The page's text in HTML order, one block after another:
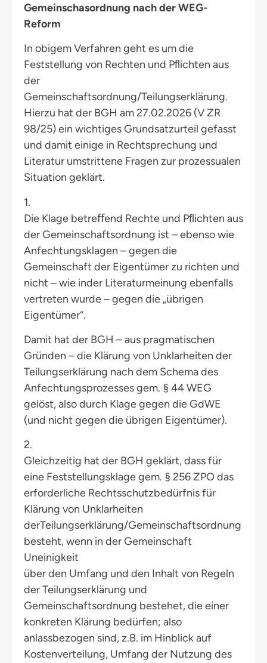
Gemeinschasordnung nach der WEG-
Reform
In obigem Verfahren geht es um die
Feststellung von Rechten und Pﬂichten aus
der
Gemeinschaftsordnung/Teilungserklärung.
Hierzu hat der BGH am 27.02.2026 (V ZR
98/25) ein wichtiges Grundsatzurteil gefasst
und damit einige in Rechtsprechung und
Literatur umstrittene Fragen zur prozessualen
Situation geklärt.
1.
Die Klage betreﬀend Rechte und Pﬂichten aus
der Gemeinschaftsordnung ist – ebenso wie
Anfechtungsklagen – gegen die
Gemeinschaft der Eigentümer zu richten und
nicht – wie inder Literaturmeinung ebenfalls
vertreten wurde – gegen die „übrigen
Eigentümer“.
Damit hat der BGH – aus pragmatischen
Gründen – die Klärung von Unklarheiten der
Teilungserklärung nach dem Schema des
Anfechtungsprozesses gem. § 44 WEG
gelöst, also durch Klage gegen die GdWE
(und nicht gegen die übrigen Eigentümer).
2.
Gleichzeitig hat der BGH geklärt, dass für
eine Feststellungsklage gem. § 256 ZPO das
erforderliche Rechtsschutzbedürfnis für
Klärung von Unklarheiten
derTeilungserklärung/Gemeinschaftsordnung
besteht, wenn in der Gemeinschaft
Uneinigkeit
über den Umfang und den Inhalt von Regeln
der Teilungserklärung und
Gemeinschaftsordnung bestehet, die einer
konkreten Klärung bedürfen; also
anlassbezogen sind, z.B. im Hinblick auf
Kostenverteilung, Umfang der Nutzung des